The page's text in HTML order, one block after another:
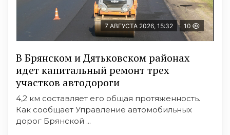
7 АВГУСТА 2026, 15:32 10
В Брянском и Дятьковском районах
идет капитальный ремонт трех
участков автодороги
4,2 км составляет его общая протяженность.
Как сообщает Управление автомобильных
дорог Брянской ...